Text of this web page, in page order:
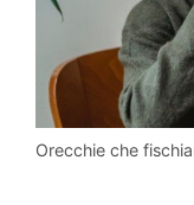
Orecchie che